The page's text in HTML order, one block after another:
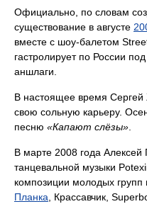
Официально, по словам
существование в августе
вместе с шоу-балетом
гастролирует по России
аншлаги.
В настоящее время Сергей
свою сольную карьеру.
песню «Капают слёзы»
В марте 2008 года Алексей
танцевальной музыки
композиции молодых групп
Планка , Крассавчик,